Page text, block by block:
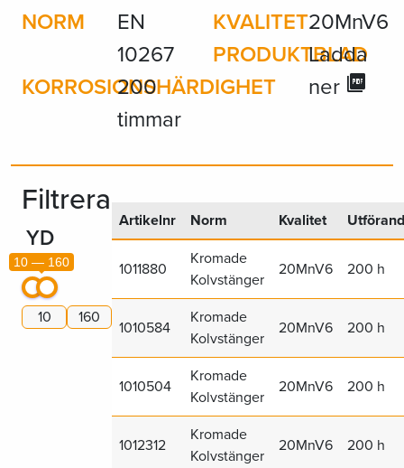
NORM
EN
10267
KORROSIONSHÄRDIGHET
200
timmar
KVALITET20MnV6
PRODUKTBLAD
Ladda
ner picture_as_pdf
Filtrera
YD
10 — 160
Artikelnr Norm Kvalitet
1011880
Kromade
Kolvstänger
20MnV6 200 h
1010584
Kromade
Kolvstänger
20MnV6 200 h
1010504
Kromade
Kolvstänger
20MnV6 200 h
1012312
Kromade
Kolvstänger
20MnV6 200 h